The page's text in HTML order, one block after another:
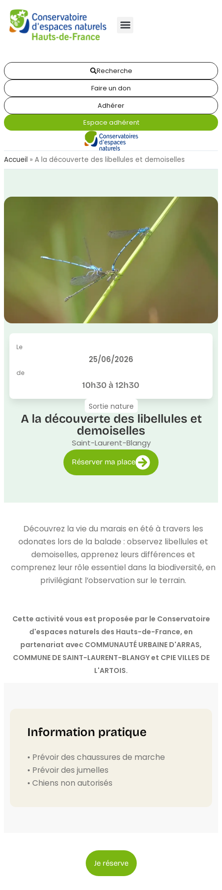
Recherche
Faire un don
Adhérer
Espace adhérent
Accueil » A la découverte des libellules et demoiselles
Le
25/06/2026
de
10h30 à 12h30
Sortie nature
A la découverte des libellules et
demoiselles
Saint-Laurent-Blangy
Réserver ma place
Découvrez la vie du marais en été à travers les
odonates lors de la balade : observez libellules et
demoiselles, apprenez leurs différences et
comprenez leur rôle essentiel dans la biodiversité, en
privilégiant l’observation sur le terrain.
Cette activité vous est proposée par le Conservatoire
d'espaces naturels des Hauts-de-France, en
partenariat avec COMMUNAUTÉ URBAINE D'ARRAS,
COMMUNE DE SAINT-LAURENT-BLANGY et CPIE VILLES DE
L'ARTOIS.
Information pratique
• Prévoir des chaussures de marche
• Prévoir des jumelles
• Chiens non autorisés
Je réserve